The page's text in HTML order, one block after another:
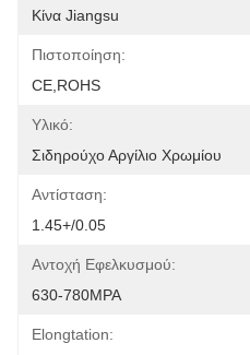
Κίνα Jiangsu
Πιστοποίηση:
CE,ROHS
Υλικό:
Σιδηρούχο Αργίλιο Χρωμίου
Αντίσταση:
1.45+/0.05
Αντοχή Εφελκυσμού:
630-780MPA
Elongtation: